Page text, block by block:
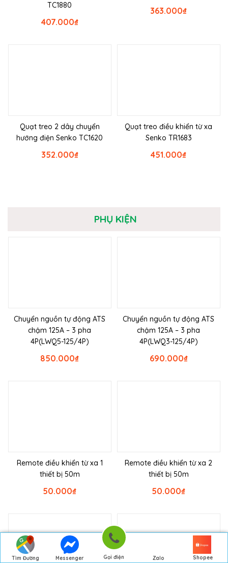
Tìm Đường
Messenger Gọi điện Zalo Shopee
TC1880
₫
407.000
₫
363.000
Quạt treo 2 dây chuyển
hướng điện Senko TC1620
₫
352.000
Quạt treo điều khiển từ xa
Senko TR1683
₫
451.000
PHỤ KIỆN
Chuyển nguồn tự động ATS
chậm 125A – 3 pha
4P(LWQ5-125/4P)
₫
850.000
Chuyển nguồn tự động ATS
chậm 125A – 3 pha
4P(LWQ3-125/4P)
₫
690.000
Remote điều khiển từ xa 1
thiết bị 50m
₫
50.000
Remote điều khiển từ xa 2
thiết bị 50m
₫
50.000